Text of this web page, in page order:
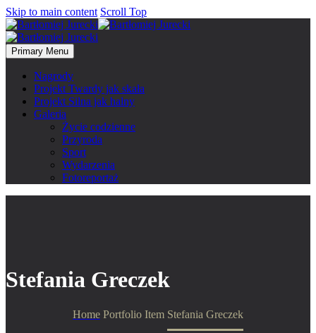
Skip to main content Scroll Top
Primary Menu
Nagrody
Projekt Twardy jak skała
Projekt Silna jak halny
Galeria
Życie codzienne
Przyroda
Sport
Wydarzenia
Fotoreportaż
Stefania Greczek
Home Portfolio Item Stefania Greczek